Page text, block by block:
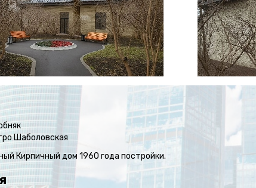
Шаболовская
Кирпичный дом 1960 года постройки.